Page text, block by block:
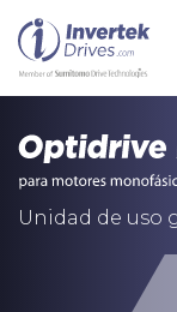
Unidad de uso